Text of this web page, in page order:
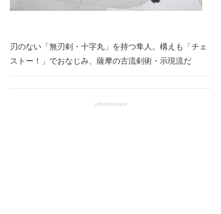
刃のない「無刃剣・十字丸」を持つ隼人。構えも「チェ
ストー！」でおなじみ、薩摩の古流剣術・示現流だ
advertisement